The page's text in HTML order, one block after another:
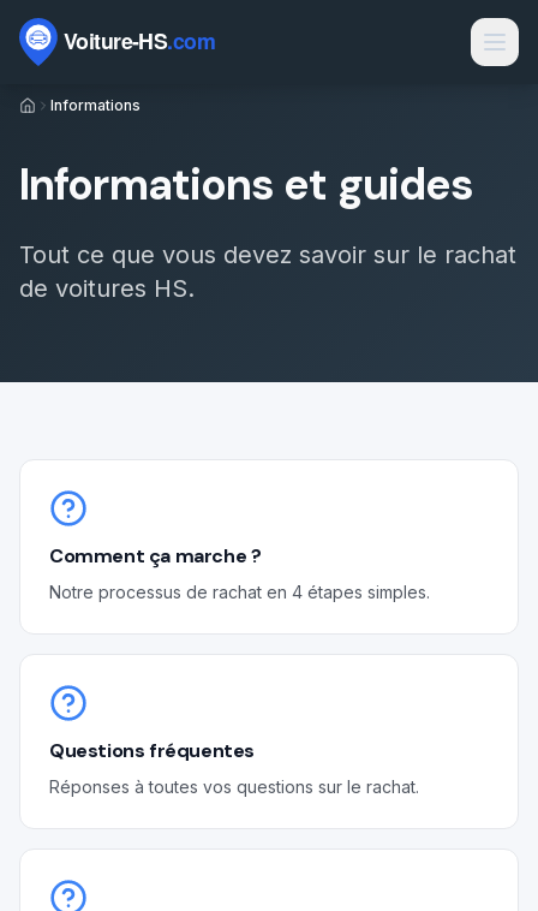
Passer au contenu
Marques
Rachat voiture HS
Rachat épave
Épaviste par ville
Électrique HS par département
Sinistres
Estimation gratuite
Informations
Informations et guides
Tout ce que vous devez savoir sur le rachat
de voitures HS.
Comment ça marche ?
Notre processus de rachat en 4 étapes simples.
Questions fréquentes
Réponses à toutes vos questions sur le rachat.